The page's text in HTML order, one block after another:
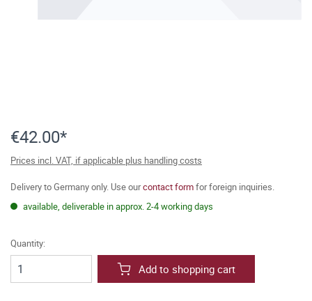
€42.00*
Prices incl. VAT, if applicable plus handling costs
Delivery to Germany only. Use ourcontact formfor foreign inquiries.
available, deliverable in approx. 2-4 working days
Quantity:
Add to shopping cart